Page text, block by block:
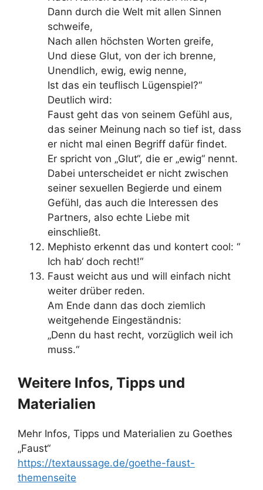
Dann durch die Welt mit allen Sinnen
schweife,
Nach allen höchsten Worten greife,
Und diese Glut, von der ich brenne,
Unendlich, ewig, ewig nenne,
Ist das ein teuflisch Lügenspiel?“
Deutlich wird:
Faust geht das von seinem Gefühl aus,
das seiner Meinung nach so tief ist, dass
er nicht mal einen Begriff dafür findet.
Er spricht von „Glut“, die er „ewig“ nennt.
Dabei unterscheidet er nicht zwischen
seiner sexuellen Begierde und einem
Gefühl, das auch die Interessen des
Partners, also echte Liebe mit
einschließt.
Mephisto erkennt das und kontert cool: “
Ich hab‘ doch recht!“
Faust weicht aus und will einfach nicht
weiter drüber reden.
Am Ende dann das doch ziemlich
weitgehende Eingeständnis:
„Denn du hast recht, vorzüglich weil ich
muss.“
Weitere Infos, Tipps und
Materialien
Mehr Infos, Tipps und Materialien zu Goethes
„Faust“
https://textaussage.de/goethe-faust-
themenseite